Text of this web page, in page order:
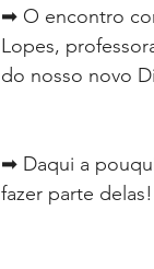
➡ O encontro
Lopes,
do nosso novo
➡ Daqui a
fazer parte